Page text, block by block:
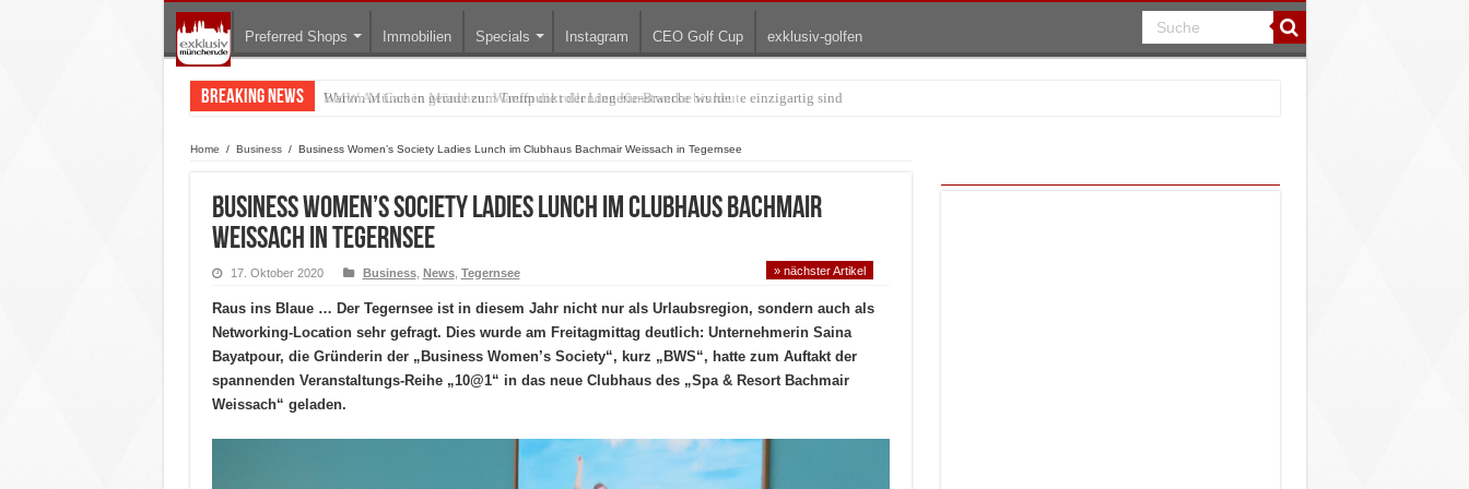
Preferred Shops Immobilien Specials Instagram CEO Golf Cup exklusiv-golfen
Breaking News BMW Art Cars in München: Warum die rollenden Kunstwerke bis heute einzigartig sind
Home / Business / Business Women’s Society Ladies Lunch im Clubhaus Bachmair Weissach in Tegernsee
Business Women’s Society Ladies Lunch im Clubhaus Bachmair
Weissach in Tegernsee
17. Oktober 2020 Business, News, Tegernsee » nächster Artikel
Raus ins Blaue … Der Tegernsee ist in diesem Jahr nicht nur als Urlaubsregion, sondern auch als
Networking-Location sehr gefragt. Dies wurde am Freitagmittag deutlich: Unternehmerin Saina
Bayatpour, die Gründerin der „Business Women’s Society“, kurz „BWS“, hatte zum Auftakt der
spannenden Veranstaltungs-Reihe „10@1“ in das neue Clubhaus des „Spa & Resort Bachmair
Weissach“ geladen.